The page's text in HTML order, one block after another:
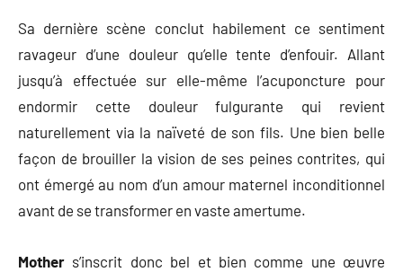
Sa dernière scène conclut habilement ce sentiment
ravageur d’une douleur qu’elle tente d’enfouir. Allant
jusqu’à effectuée sur elle-même l’acuponcture pour
endormir cette douleur fulgurante qui revient
naturellement via la naïveté de son fils. Une bien belle
façon de brouiller la vision de ses peines contrites, qui
ont émergé au nom d’un amour maternel inconditionnel
avant de se transformer en vaste amertume.
Mother s’inscrit donc bel et bien comme une œuvre